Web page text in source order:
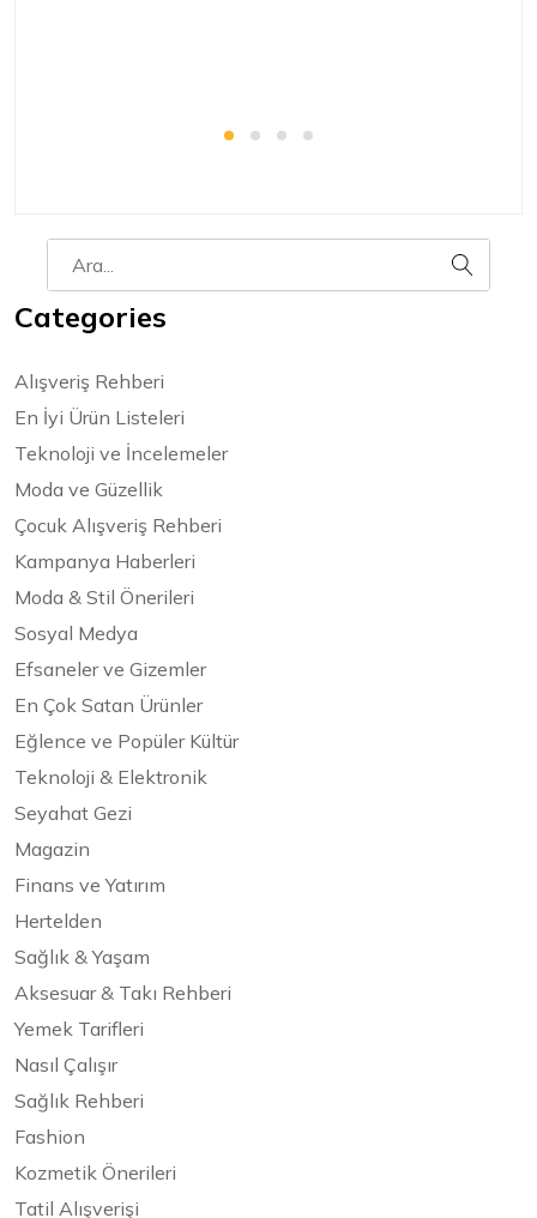
Categories
Alışveriş Rehberi
En İyi Ürün Listeleri
Teknoloji ve İncelemeler
Moda ve Güzellik
Çocuk Alışveriş Rehberi
Kampanya Haberleri
Moda & Stil Önerileri
Sosyal Medya
Efsaneler ve Gizemler
En Çok Satan Ürünler
Eğlence ve Popüler Kültür
Teknoloji & Elektronik
Seyahat Gezi
Magazin
Finans ve Yatırım
Hertelden
Sağlık & Yaşam
Aksesuar & Takı Rehberi
Yemek Tarifleri
Nasıl Çalışır
Sağlık Rehberi
Fashion
Kozmetik Önerileri
Tatil Alışverişi